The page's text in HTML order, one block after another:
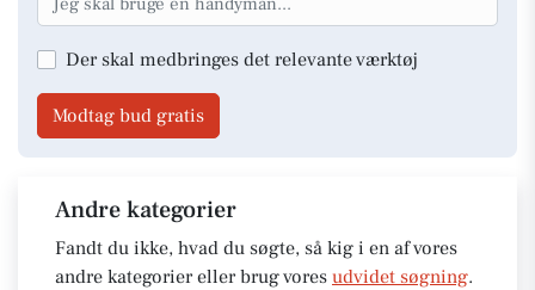
Der skal medbringes det relevante værktøj
Modtag bud gratis
Andre kategorier
Fandt du ikke, hvad du søgte, så kig i en af vores
andre kategorier eller brug vores udvidet søgning.